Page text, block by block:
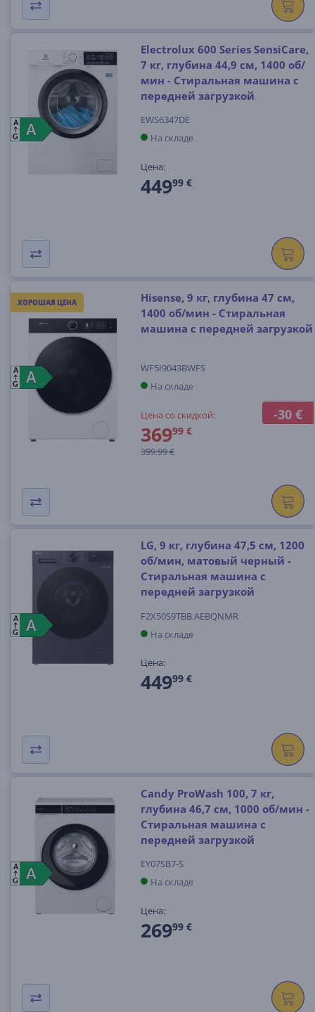
A
A
A
G
Electrolux 600 Series SensiCare,
7 кг, глубина 44,9 см, 1400 об/
мин - Стиральная машина с
передней загрузкой
EWS6347DE
На складе
Цена:
44999 €
ХОРОШАЯ ЦЕНА
-30 €
A
A
A
G
Hisense, 9 кг, глубина 47 см,
1400 об/мин - Стиральная
машина с передней загрузкой
WF5I9043BWFS
На складе
Цена со скидкой:
36999 €
399.99 €
A
A
A
G
LG, 9 кг, глубина 47,5 см, 1200
об/мин, матовый черный -
Стиральная машина с
передней загрузкой
F2X50S9TBB.AEBQNMR
На складе
Цена:
44999 €
A
A
A
G
Candy ProWash 100, 7 кг,
глубина 46,7 см, 1000 об/мин -
Стиральная машина с
передней загрузкой
EY07SB7-S
На складе
Цена:
26999 €